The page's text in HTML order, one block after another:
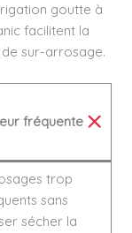
goutte à
facilitent la
sur-arrosage.
fréquente
trop
sans
sécher la